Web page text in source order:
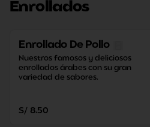
Enrollados
Enrollado De Pollo
Nuestros famosos y deliciosos
enrollados árabes con su gran
variedad de sabores.
S/ 8.50